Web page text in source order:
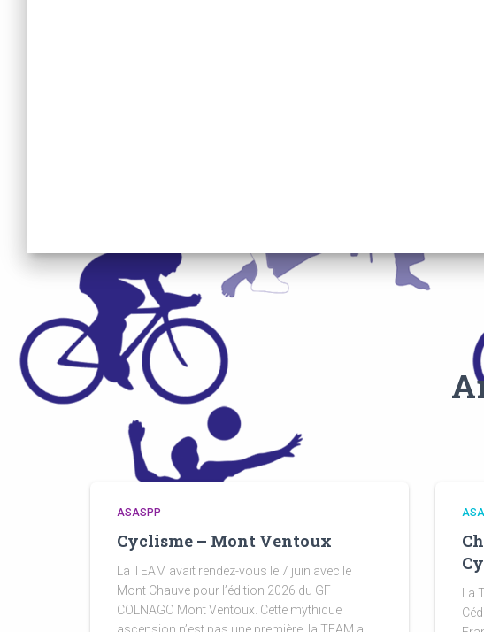
ASASPP
Cyclisme – Mont Ventoux
La TEAM avait rendez-vous le 7 juin avec le
Mont Chauve pour l’édition 2026 du GF
COLNAGO Mont Ventoux. Cette mythique